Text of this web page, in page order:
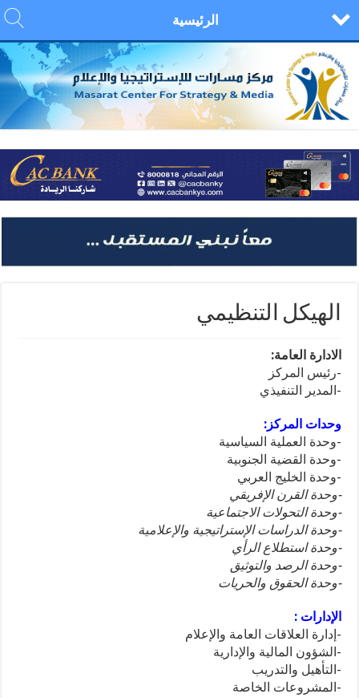
الهيكل التنظيمي
الادارة العامة:
-رئيس المركز
-المدير التنفيذي
وحدات المركز:
-وحدة العملية السياسية
-وحدة القضية الجنوبية
-وحدة الخليج العربي
-وحدة القرن الإفريقي
-وحدة التحولات الاجتماعية
-وحدة الدراسات الإستراتيجية والإعلامية
-وحدة استطلاع الرأي
-وحدة الرصد والتوثيق
-وحدة الحقوق والحريات
الإدارات :
-إدارة العلاقات العامة والإعلام
-الشؤون المالية والإدارية
-التأهيل والتدريب
-المشروعات الخاصة
الرئيسية